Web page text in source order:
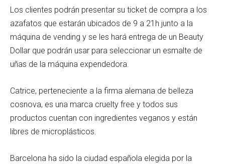
Los clientes podrán presentar su ticket de compra a los
azafatos que estarán ubicados de 9 a 21h junto a la
máquina de vending y se les hará entrega de un Beauty
Dollar que podrán usar para seleccionar un esmalte de
uñas de la máquina expendedora.
Catrice, perteneciente a la firma alemana de belleza
cosnova, es una marca cruelty free y todos sus
productos cuentan con ingredientes veganos y están
libres de microplásticos.
Barcelona ha sido la ciudad española elegida por la